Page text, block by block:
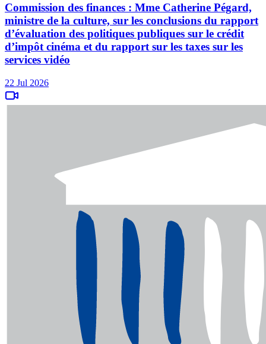
Commission des finances : Mme Catherine Pégard,
ministre de la culture, sur les conclusions du rapport
d’évaluation des politiques publiques sur le crédit
d’impôt cinéma et du rapport sur les taxes sur les
services vidéo
22 Jul 2026